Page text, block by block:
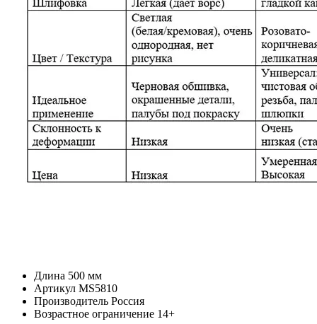
Длина 500 мм
Артикул MS5810
Производитель Россия
Возрастное ограничение 14+